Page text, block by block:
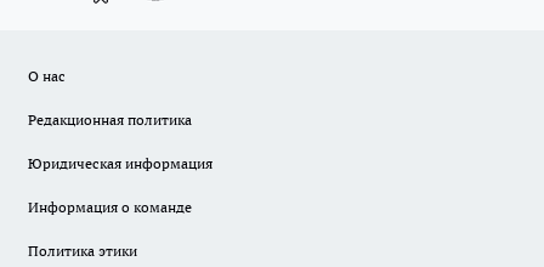
О нас
Редакционная политика
Юридическая информация
Информация о команде
Политика этики